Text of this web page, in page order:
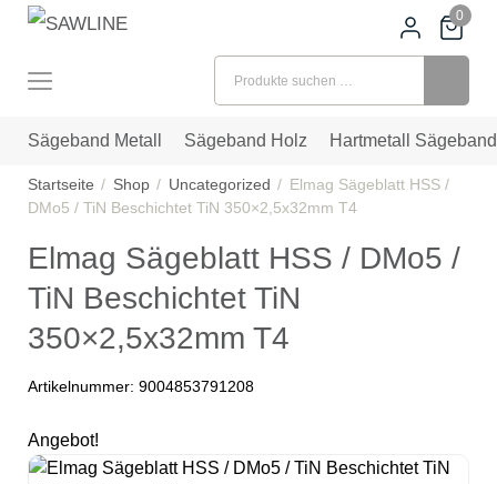
0
Sägeband Metall Sägeband Holz Hartmetall Sägeband
Startseite Shop Uncategorized
Elmag Sägeblatt HSS /
DMo5 / TiN Beschichtet TiN 350×2,5x32mm T4
Elmag Sägeblatt HSS / DMo5 /
TiN Beschichtet TiN
350×2,5x32mm T4
Artikelnummer: 9004853791208
Angebot!